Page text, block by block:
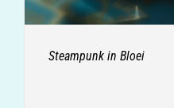
Steampunk in Bloei